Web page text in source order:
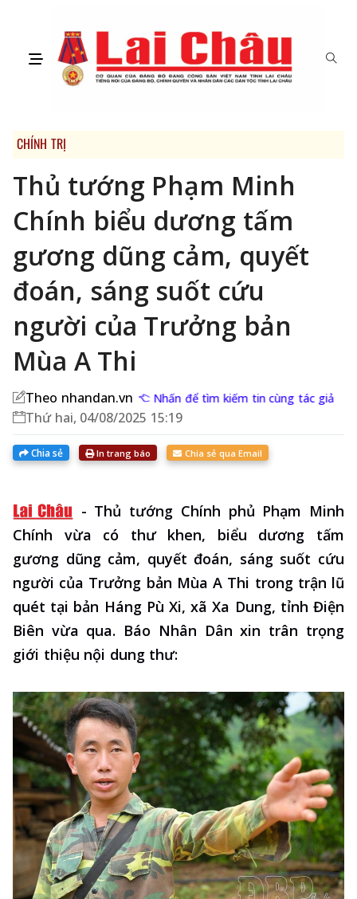
CHÍNH TRỊ
Thủ tướng Phạm Minh
Chính biểu dương tấm
gương dũng cảm, quyết
đoán, sáng suốt cứu
người của Trưởng bản
Mùa A Thi
Theo nhandan.vn Nhấn để tìm kiếm tin cùng tác giả
Thứ hai, 04/08/2025 15:19
Chia sẻ In trang báo Chia sẻ qua Email
- Thủ tướng Chính phủ Phạm Minh
Chính vừa có thư khen, biểu dương tấm
gương dũng cảm, quyết đoán, sáng suốt cứu
người của Trưởng bản Mùa A Thi trong trận lũ
quét tại bản Háng Pù Xi, xã Xa Dung, tỉnh Điện
Biên vừa qua. Báo Nhân Dân xin trân trọng
giới thiệu nội dung thư: